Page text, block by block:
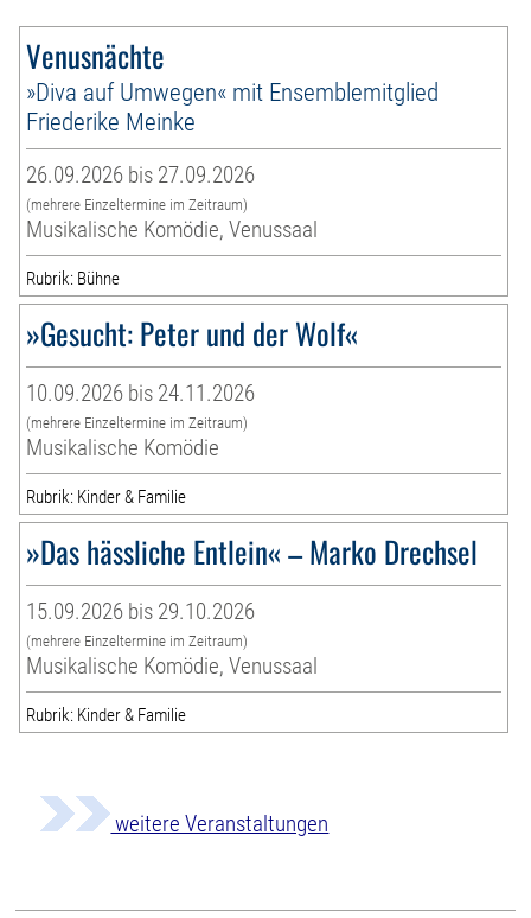
Venusnächte
»Diva auf Umwegen« mit Ensemblemitglied
Friederike Meinke
26.09.2026 bis 27.09.2026
(mehrere Einzeltermine im Zeitraum)
Musikalische Komödie, Venussaal
Rubrik: Bühne
»Gesucht: Peter und der Wolf«
10.09.2026 bis 24.11.2026
(mehrere Einzeltermine im Zeitraum)
Musikalische Komödie
Rubrik: Kinder & Familie
»Das hässliche Entlein« – Marko Drechsel
15.09.2026 bis 29.10.2026
(mehrere Einzeltermine im Zeitraum)
Musikalische Komödie, Venussaal
Rubrik: Kinder & Familie
weitere Veranstaltungen